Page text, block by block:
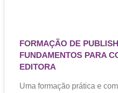
FORMAÇÃO DE
FUNDAMENTOS PARA
EDITORA
Uma formação prática e